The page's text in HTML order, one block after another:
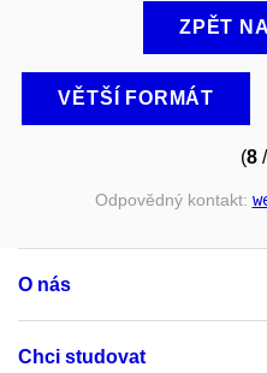
ZPĚT
VĚTŠÍ FORMÁT
(8/
Odpovědný kontakt:
O nás
Chci studovat